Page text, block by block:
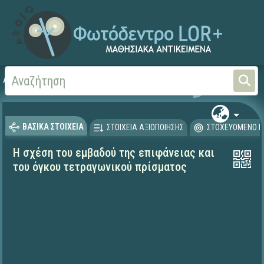
Αρχική ΕΡΓΑ ΙΤΥΕ 1996-2008
ΒΑΣΙΚΑ ΣΤΟΙΧΕΙΑ ΣΤΟΙΧΕΙΑ ΑΞΙΟΠΟΙΗΣΗΣ ΣΤΟΧΕΥΟΜΕΝΟ
Η σχέση του εμβαδού της επιφάνειας και
του όγκου τετραγωνικού πρίσματος